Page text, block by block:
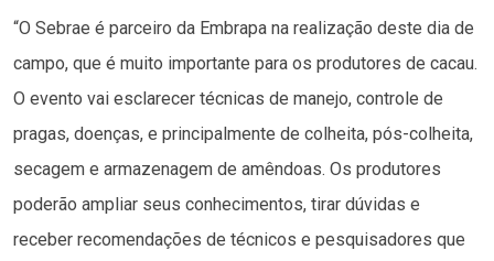
“O Sebrae é parceiro da Embrapa na realização deste dia de
campo, que é muito importante para os produtores de cacau.
O evento vai esclarecer técnicas de manejo, controle de
pragas, doenças, e principalmente de colheita, pós-colheita,
secagem e armazenagem de amêndoas. Os produtores
poderão ampliar seus conhecimentos, tirar dúvidas e
receber recomendações de técnicos e pesquisadores que